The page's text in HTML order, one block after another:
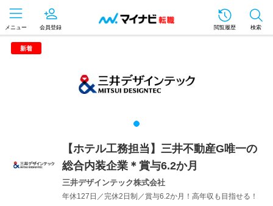
メニュー 会員登録 閲覧履歴 検索
新着
【ホテル工務担当】三井不動産G唯一の
総合内装企業＊賞与6.2か月
三井デザインテック株式会社
年休127日／完休2日制／賞与6.2か月！高年収も目指せる！